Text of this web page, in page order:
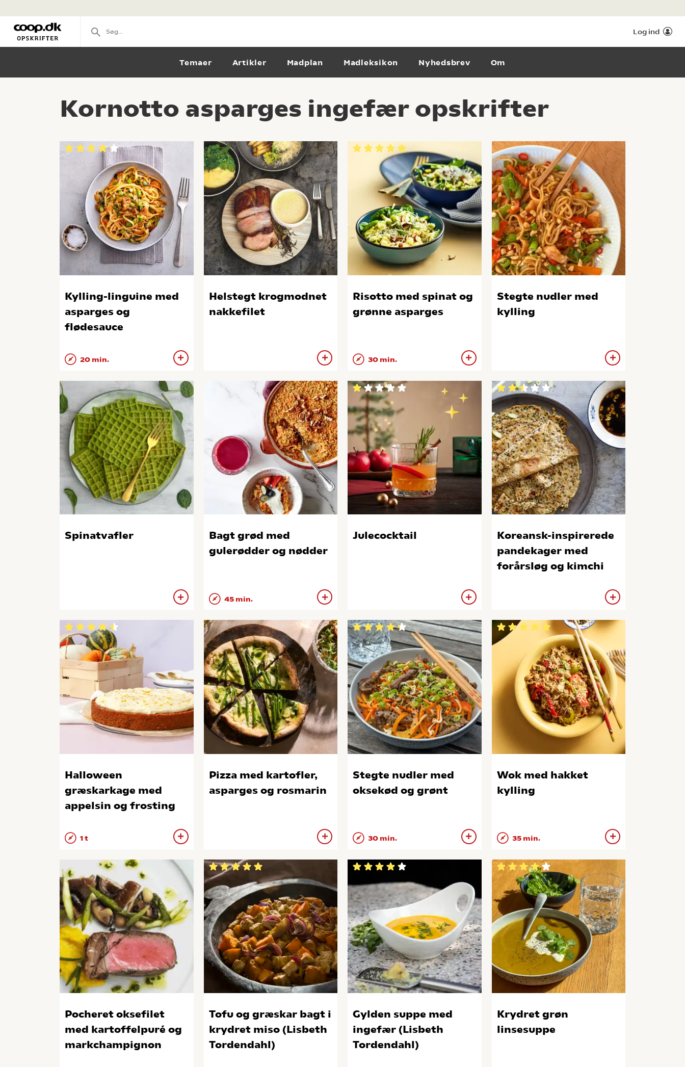
Log ind
Temaer Artikler Madplan Madleksikon Nyhedsbrev Om
Kornotto asparges ingefær opskrifter
Kylling-linguine med
asparges og
flødesauce
20 min.
Helstegt krogmodnet
nakkefilet
Risotto med spinat og
grønne asparges
30 min.
Stegte nudler med
kylling
Spinatvafler
Bagt grød med
gulerødder og nødder
45 min.
Julecocktail
Koreansk-inspirerede
pandekager med
forårsløg og kimchi
Halloween
græskarkage med
appelsin og frosting
1 t
Pizza med kartofler,
asparges og rosmarin
Stegte nudler med
oksekød og grønt
30 min.
Wok med hakket
kylling
35 min.
Pocheret oksefilet
med kartoffelpuré og
markchampignon
Tofu og græskar bagt i
krydret miso (Lisbeth
Tordendahl)
Gylden suppe med
ingefær (Lisbeth
Tordendahl)
Krydret grøn
linsesuppe